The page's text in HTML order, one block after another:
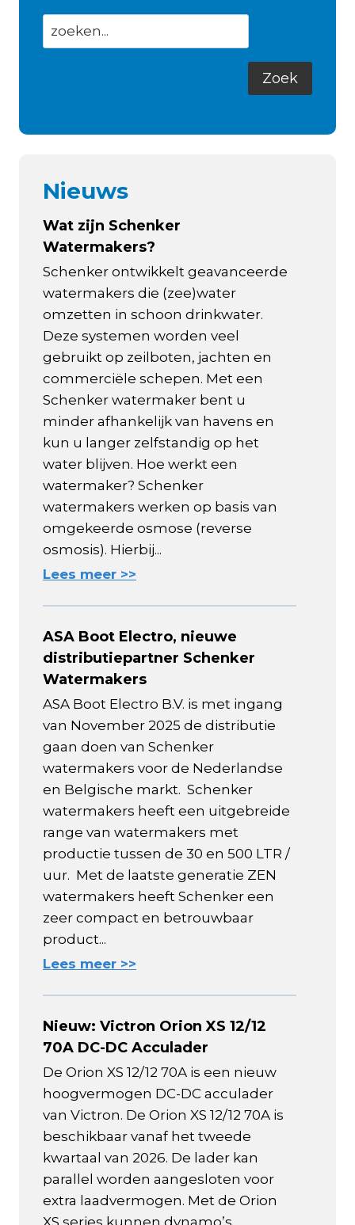
Nieuws
Wat zijn Schenker
Watermakers?
Schenker ontwikkelt geavanceerde
watermakers die (zee)water
omzetten in schoon drinkwater.
Deze systemen worden veel
gebruikt op zeilboten, jachten en
commerciële schepen. Met een
Schenker watermaker bent u
minder afhankelijk van havens en
kun u langer zelfstandig op het
water blijven. Hoe werkt een
watermaker? Schenker
watermakers werken op basis van
omgekeerde osmose (reverse
osmosis). Hierbij...
Lees meer >>
ASA Boot Electro, nieuwe
distributiepartner Schenker
Watermakers
ASA Boot Electro B.V. is met ingang
van November 2025 de distributie
gaan doen van Schenker
watermakers voor de Nederlandse
en Belgische markt. Schenker
watermakers heeft een uitgebreide
range van watermakers met
productie tussen de 30 en 500 LTR /
uur. Met de laatste generatie ZEN
watermakers heeft Schenker een
zeer compact en betrouwbaar
product...
Lees meer >>
Nieuw: Victron Orion XS 12/12
70A DC-DC Acculader
De Orion XS 12/12 70A is een nieuw
hoogvermogen DC-DC acculader
van Victron. De Orion XS 12/12 70A is
beschikbaar vanaf het tweede
kwartaal van 2026. De lader kan
parallel worden aangesloten voor
extra laadvermogen. Met de Orion